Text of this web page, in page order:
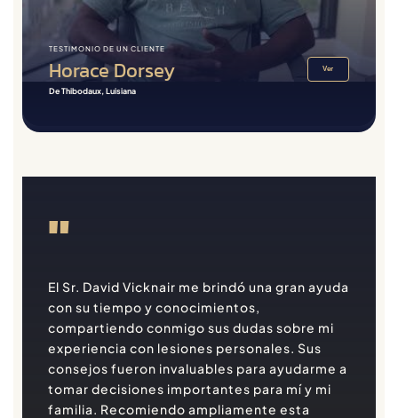
TESTIMONIO DE UN CLIENTE
Horace Dorsey
De Thibodaux, Luisiana
Ver
"
El Sr. David Vicknair me brindó una gran ayuda
con su tiempo y conocimientos,
compartiendo conmigo sus dudas sobre mi
experiencia con lesiones personales. Sus
consejos fueron invaluables para ayudarme a
tomar decisiones importantes para mí y mi
familia. Recomiendo ampliamente esta